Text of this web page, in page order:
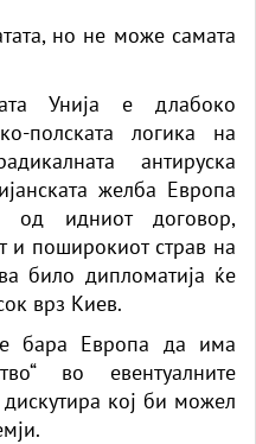
но не може самата
Унија е длабоко
полската логика на
антируска
желба Европа
идниот договор,
и поширокиот страв на
било дипломатија ќе
врз Киев.
бара Европа да има
во евентуалните
кој би можел